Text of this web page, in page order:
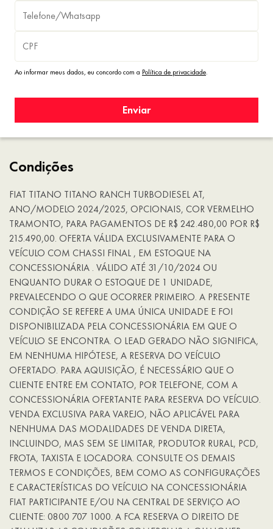
Condições
FIAT TITANO TITANO RANCH TURBODIESEL AT,
ANO/MODELO 2024/2025, OPCIONAIS, COR VERMELHO
TRAMONTO, PARA PAGAMENTOS DE R$ 242.480,00 POR R$
215.490,00. OFERTA VÁLIDA EXCLUSIVAMENTE PARA O
VEÍCULO COM CHASSI FINAL , EM ESTOQUE NA
CONCESSIONÁRIA . VÁLIDO ATÉ 31/10/2024 OU
ENQUANTO DURAR O ESTOQUE DE 1 UNIDADE,
PREVALECENDO O QUE OCORRER PRIMEIRO. A PRESENTE
CONDIÇÃO SE REFERE A UMA ÚNICA UNIDADE E FOI
DISPONIBILIZADA PELA CONCESSIONÁRIA EM QUE O
VEÍCULO SE ENCONTRA. O LEAD GERADO NÃO SIGNIFICA,
EM NENHUMA HIPÓTESE, A RESERVA DO VEÍCULO
OFERTADO. PARA AQUISIÇÃO, É NECESSÁRIO QUE O
CLIENTE ENTRE EM CONTATO, POR TELEFONE, COM A
CONCESSIONÁRIA OFERTANTE PARA RESERVA DO VEÍCULO.
VENDA EXCLUSIVA PARA VAREJO, NÃO APLICÁVEL PARA
NENHUMA DAS MODALIDADES DE VENDA DIRETA,
INCLUINDO, MAS SEM SE LIMITAR, PRODUTOR RURAL, PCD,
FROTA, TAXISTA E LOCADORA. CONSULTE OS DEMAIS
TERMOS E CONDIÇÕES, BEM COMO AS CONFIGURAÇÕES
E CARACTERÍSTICAS DO VEÍCULO NA CONCESSIONÁRIA
FIAT PARTICIPANTE E/OU NA CENTRAL DE SERVIÇO AO
CLIENTE: 0800 707 1000. A FCA RESERVA O DIREITO DE
Ao informar meus dados, eu concordo com a Política de privacidade.
Enviar